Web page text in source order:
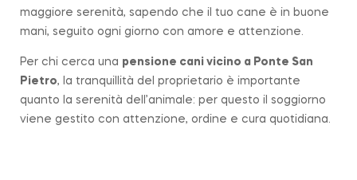
maggiore serenità, sapendo che il tuo cane è in buone
mani, seguito ogni giorno con amore e attenzione.
Per chi cerca una pensione cani vicino a Ponte San
Pietro, la tranquillità del proprietario è importante
quanto la serenità dell’animale: per questo il soggiorno
viene gestito con attenzione, ordine e cura quotidiana.